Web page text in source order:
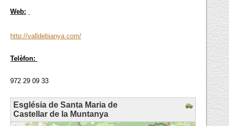
Web:
http://valldebianya.com/
Telèfon:
972 29 09 33
Església de Santa Maria de
Castellar de la Muntanya